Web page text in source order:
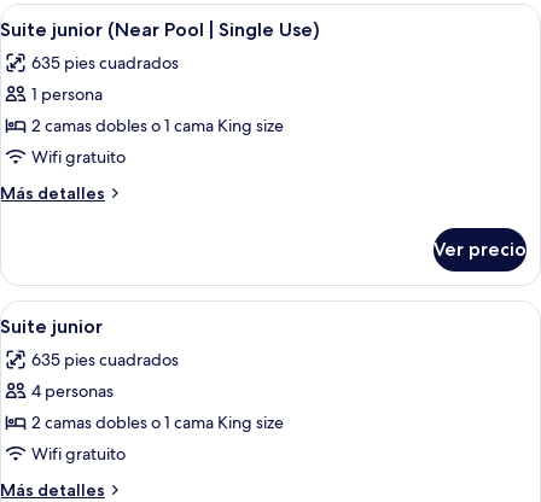
Abrir
todas
las
fotos
de
Suite
junior
(Near
|
Single
Use)
Un dormitorio moderno con una
4
Suite junior (Near Pool | Single Use)
635 pies cuadrados
1 persona
2 camas dobles o 1 cama King size
Wifi gratuito
Más detalles
Más
junior
(Near
Pool
Single
Use)
Ver precio
Abrir
todas
las
fotos
de
Suite
junior
Una habitación de hotel moderna
5
Suite junior
635 pies cuadrados
4 personas
2 camas dobles o 1 cama King size
Wifi gratuito
Más detalles
Más